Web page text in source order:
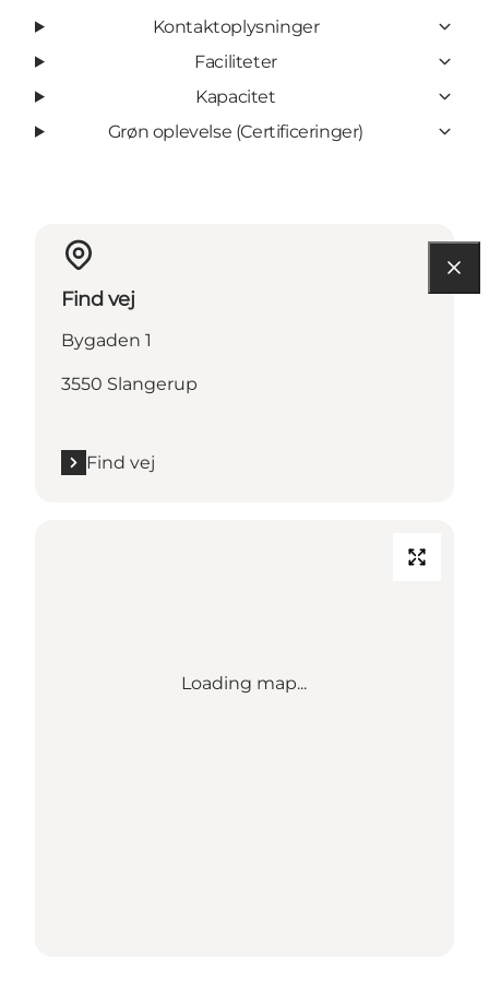
Kontaktoplysninger
Faciliteter
Kapacitet
Grøn oplevelse (Certificeringer)
Find vej
Bygaden 1
3550 Slangerup
Find vej
Loading map...